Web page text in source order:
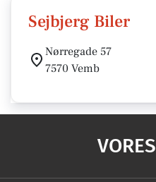
Sejbjerg Biler
Nørregade 57
7570 Vemb
VORES